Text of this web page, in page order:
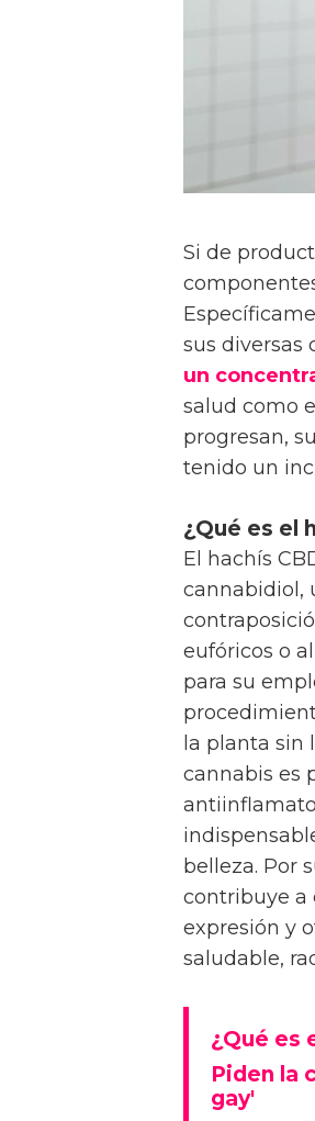
Si de
sus diversas
un
salud como
progresan,
tenido un
¿Qué es el
El hachís
cannabidiol,
eufóricos o
para su
la planta sin
cannabis es
belleza. Por
contribuye a
expresión y
saludable,
¿Qué es
Piden la
gay'